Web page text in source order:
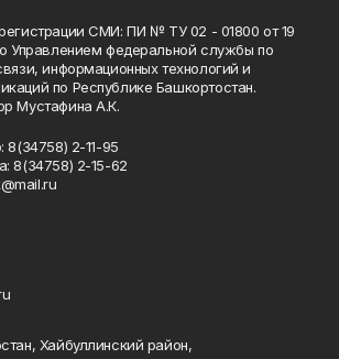
СМИ: ПИ № ТУ 02 - 01800 от 19
Управлением федеральной службы по
информационных технологий и
по Республике Башкортостан.
Мустафина А.К.
8(34758) 2-11-95
8(34758) 2-15-62
Хайбуллинский район,